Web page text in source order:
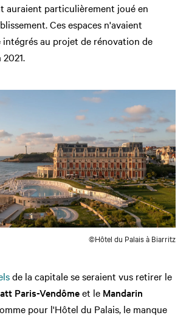
auraient particulièrement joué en
Ces espaces n'avaient
intégrés au projet de rénovation de
©Hôtel du Palais à Biarritz
de la capitale se seraient vus retirer le
Paris-Vendômeet le Mandarin
pour l'Hôtel du Palais, le manque